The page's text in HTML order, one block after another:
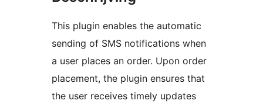
This plugin enables the automatic
sending of SMS notifications when
a user places an order. Upon order
placement, the plugin ensures that
the user receives timely updates